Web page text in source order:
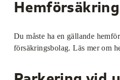
Hemförsäkring
Du måste ha en gällande
försäkringsbolag. Läs mer om